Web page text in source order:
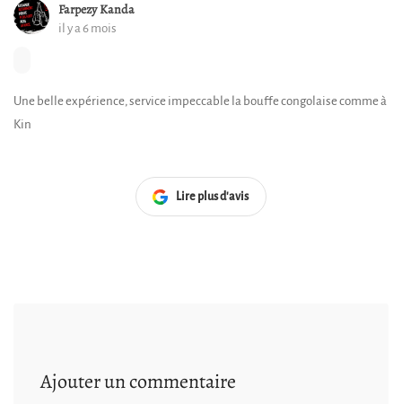
Farpezy Kanda
il y a 6 mois
Une belle expérience, service impeccable la bouffe congolaise comme à
Kin
Lire plus d'avis
Ajouter un commentaire